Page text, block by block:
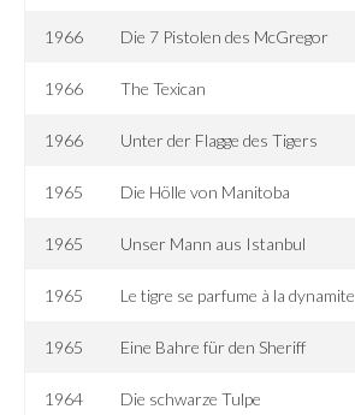
1966 Die 7 Pistolen des McGregor
1966 The Texican
1966 Unter der Flagge des Tigers
1965 Die Hölle von Manitoba
1965 Unser Mann aus Istanbul
1965 Le tigre se parfume à la dynamite
1965 Eine Bahre für den Sheriff
1964 Die schwarze Tulpe